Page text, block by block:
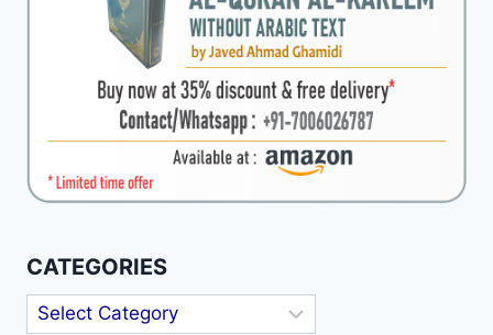
CATEGORIES
Categories